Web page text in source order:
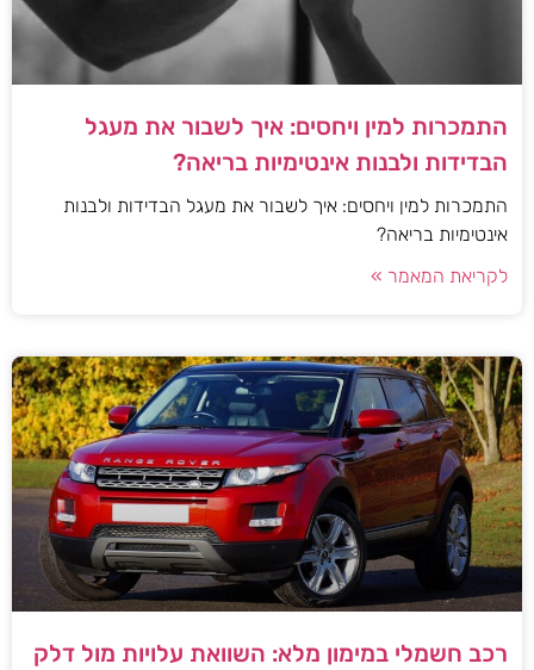
התמכרות למין ויחסים: איך לשבור את מעגל
הבדידות ולבנות אינטימיות בריאה?
התמכרות למין ויחסים: איך לשבור את מעגל הבדידות ולבנות
אינטימיות בריאה?
לקריאת המאמר »
רכב חשמלי במימון מלא: השוואת עלויות מול דלק